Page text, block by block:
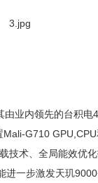
业内领先的台积电
G710
技术、全局能效优
一步激发天玑